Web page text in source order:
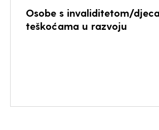
Osobe s invaliditetom/
teškoćama u razvoju